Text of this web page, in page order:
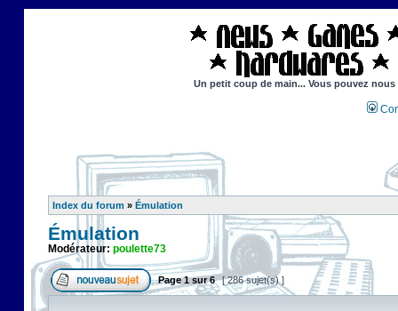
Un petit coup de main... Vous pouvez
Index du forum » Émulation
Émulation
Modérateur: poulette73
Page1sur6 [ 286 sujet(s) ]